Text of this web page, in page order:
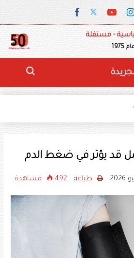
- مستقلة
قد يؤثر في ضغط الدم
طباعه 492 مشاهدة